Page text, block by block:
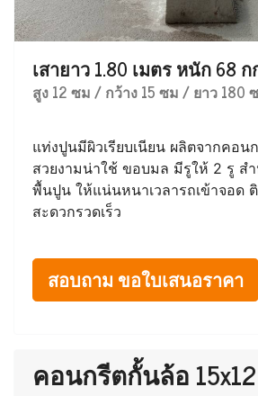
เสายาว 1.80 เมตร หนัก 68 ก
สูง 12 ซม / กว้าง 15 ซม / ยาว 180
แท่งปูนมีผิวเรียบเนียน ผลิตจากคอ
สวยงามน่าใช้ ขอบมล มีรูให้ 2 รู ส
พื้นปูน ให้แน่นหนาเวลารถเข้าจอด
สะดวกรวดเร็ว
สอบถาม ขอใบเสนอราคา
คอนกรีตกั้นล้อ 15x12